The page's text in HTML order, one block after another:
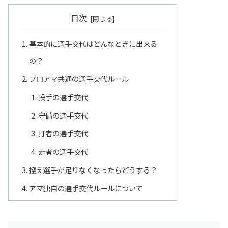
目次
基本的に選手交代はどんなときに出来る
の？
プロアマ共通の選手交代ルール
投手の選手交代
守備の選手交代
打者の選手交代
走者の選手交代
控え選手が足りなくなったらどうする？
アマ独自の選手交代ルールについて